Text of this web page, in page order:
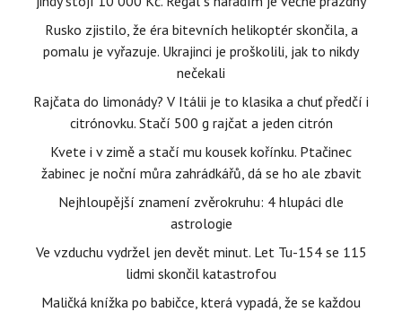
Rusko zjistilo, že éra bitevních helikoptér skončila, a
pomalu je vyřazuje. Ukrajinci je proškolili, jak to nikdy
nečekali
Rajčata do limonády? V Itálii je to klasika a chuť předčí i
citrónovku. Stačí 500 g rajčat a jeden citrón
Kvete i v zimě a stačí mu kousek kořínku. Ptačinec
žabinec je noční můra zahrádkářů, dá se ho ale zbavit
Nejhloupější znamení zvěrokruhu: 4 hlupáci dle
astrologie
Ve vzduchu vydržel jen devět minut. Let Tu-154 se 115
lidmi skončil katastrofou
Maličká knížka po babičce, která vypadá, že se každou